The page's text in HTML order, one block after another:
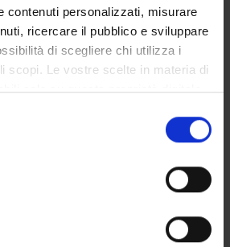
contenuti personalizzati, misurare
ricercare il pubblico e sviluppare
di scegliere chi utilizza i
scopi. Le vostre scelte in materia di
solo su questa proprietà digitale
il proprio consenso in qualsiasi
sui cookie o facendo clic
sulla tua posizione
generali, cliniche e pediatriche -
sulle dinamiche interprofessionali nei
generali, cliniche e pediatriche -